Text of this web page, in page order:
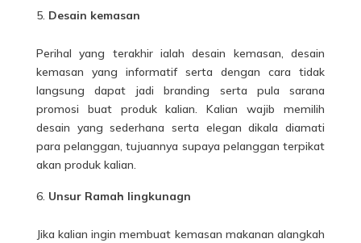
Desain kemasan
Perihal yang terakhir ialah desain kemasan, desain
kemasan yang informatif serta dengan cara tidak
langsung dapat jadi branding serta pula sarana
promosi buat produk kalian. Kalian wajib memilih
desain yang sederhana serta elegan dikala diamati
para pelanggan, tujuannya supaya pelanggan terpikat
akan produk kalian.
Unsur Ramah lingkunagn
Jika kalian ingin membuat kemasan makanan alangkah